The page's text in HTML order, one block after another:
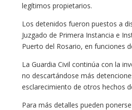
legítimos propietarios.
Los detenidos fueron puestos a
Juzgado de Primera Instancia e
Puerto del Rosario, en funciones
La Guardia Civil continúa con la
no descartándose más
esclarecimiento de otros hechos
Para más detalles pueden